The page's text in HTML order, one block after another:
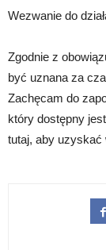
Wezwanie do
Zgodnie z
być uznana za
Zachęcam do
który dostępny
tutaj, aby uzyskać